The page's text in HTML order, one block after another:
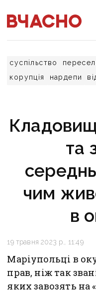
суспільство
корупція
нардепи
та
чим
в
19 травня 2023 р., 11:49
Маріупольці в
прав, ніж так
яких завозять на